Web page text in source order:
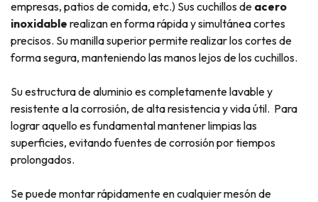
empresas, patios de comida, etc.) Sus cuchillos de acero
inoxidable realizan en forma rápida y simultánea cortes
precisos. Su manilla superior permite realizar los cortes de
forma segura, manteniendo las manos lejos de los cuchillos.
Su estructura de aluminio es completamente lavable y
resistente a la corrosión, de alta resistencia y vida útil. Para
lograr aquello es fundamental mantener limpias las
superficies, evitando fuentes de corrosión por tiempos
prolongados.
Se puede montar rápidamente en cualquier mesón de